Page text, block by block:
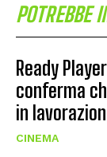
POTREBBE
Ready
conferma
in
CINEMA